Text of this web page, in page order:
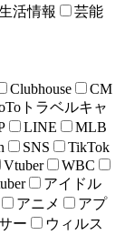
活情報 芸能
Clubhouse
CM
トラベルキャ
LINE
MLB
SNS
TikTok
Vtuber
WBC
アイドル
アニメ
アプ
ー
ウィルス